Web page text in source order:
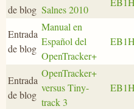
de blog Salnes 2010
Entrada
de blog
Manual en
Español del
OpenTracker+
Entrada
de blog
OpenTracker+
versus Tiny-
track 3